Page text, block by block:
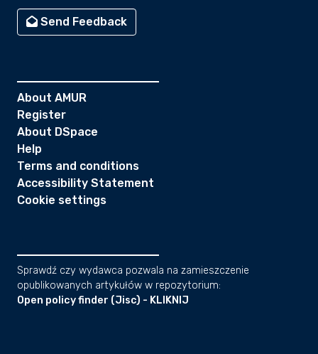
Send Feedback
About AMUR
Register
About DSpace
Help
Terms and conditions
Accessibility Statement
Cookie settings
Sprawdź czy wydawca pozwala na zamieszczenie
opublikowanych artykułów w repozytorium:
Open policy finder (Jisc) - KLIKNIJ